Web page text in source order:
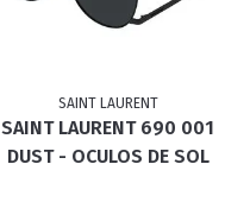
SAINT LAURENT
SAINT LAURENT 690 001
DUST - OCULOS DE SOL